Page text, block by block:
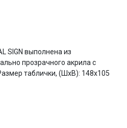
SIGN выполнена из
прозрачного акрила с
таблички, (ШхВ): 148х105